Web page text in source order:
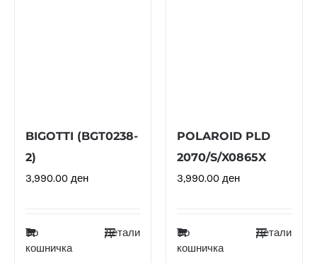
BIGOTTI (BGT0238-
2)
3,990.00 ден
Во
кошничка
Детали
POLAROID PLD
2070/S/X0865X
3,990.00 ден
Во
кошничка
Детали